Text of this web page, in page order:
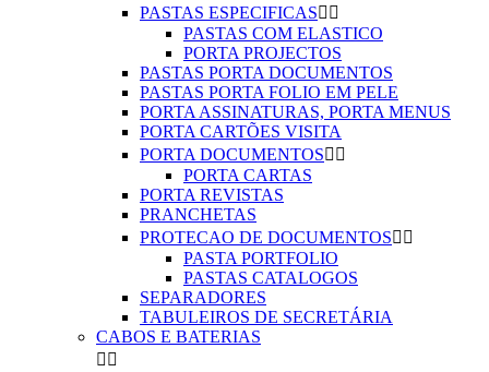
PASTAS ESPECIFICAS 
PASTAS COM ELASTICO
PORTA PROJECTOS
PASTAS PORTA DOCUMENTOS
PASTAS PORTA FOLIO EM PELE
PORTA ASSINATURAS, PORTA MENUS
PORTA CARTÕES VISITA
PORTA DOCUMENTOS 
PORTA CARTAS
PORTA REVISTAS
PRANCHETAS
PROTECAO DE DOCUMENTOS 
PASTA PORTFOLIO
PASTAS CATALOGOS
SEPARADORES
TABULEIROS DE SECRETÁRIA
CABOS E BATERIAS
 